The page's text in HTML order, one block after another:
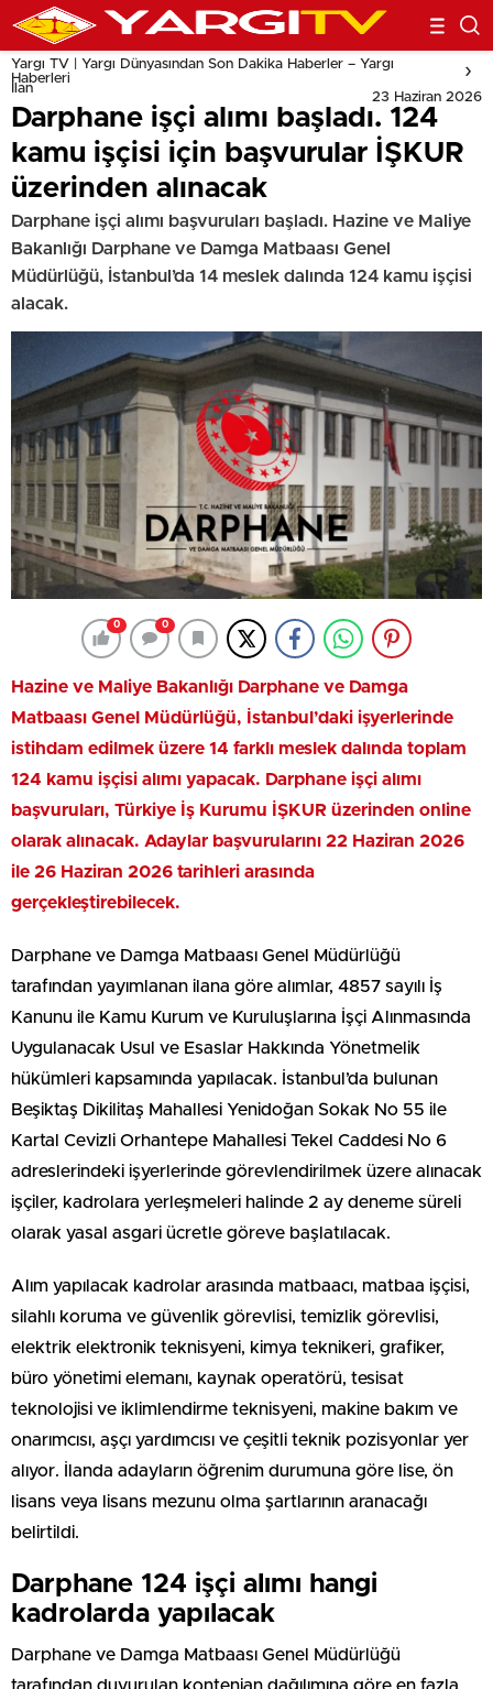
Yargı TV | Yargı Dünyasından Son Dakika Haberler – Yargı
Haberleri
İlan
23 Haziran 2026
Darphane işçi alımı başladı. 124
kamu işçisi için başvurular İŞKUR
üzerinden alınacak
Darphane işçi alımı başvuruları başladı. Hazine ve Maliye
Bakanlığı Darphane ve Damga Matbaası Genel
Müdürlüğü, İstanbul’da 14 meslek dalında 124 kamu işçisi
alacak.
0 0
Hazine ve Maliye Bakanlığı Darphane ve Damga
Matbaası Genel Müdürlüğü, İstanbul’daki işyerlerinde
istihdam edilmek üzere 14 farklı meslek dalında toplam
124 kamu işçisi alımı yapacak. Darphane işçi alımı
başvuruları, Türkiye İş Kurumu İŞKUR üzerinden online
olarak alınacak. Adaylar başvurularını 22 Haziran 2026
ile 26 Haziran 2026 tarihleri arasında
gerçekleştirebilecek.
Darphane ve Damga Matbaası Genel Müdürlüğü
tarafından yayımlanan ilana göre alımlar, 4857 sayılı İş
Kanunu ile Kamu Kurum ve Kuruluşlarına İşçi Alınmasında
Uygulanacak Usul ve Esaslar Hakkında Yönetmelik
hükümleri kapsamında yapılacak. İstanbul’da bulunan
Beşiktaş Dikilitaş Mahallesi Yenidoğan Sokak No 55 ile
Kartal Cevizli Orhantepe Mahallesi Tekel Caddesi No 6
adreslerindeki işyerlerinde görevlendirilmek üzere alınacak
işçiler, kadrolara yerleşmeleri halinde 2 ay deneme süreli
olarak yasal asgari ücretle göreve başlatılacak.
Alım yapılacak kadrolar arasında matbaacı, matbaa işçisi,
silahlı koruma ve güvenlik görevlisi, temizlik görevlisi,
elektrik elektronik teknisyeni, kimya teknikeri, grafiker,
büro yönetimi elemanı, kaynak operatörü, tesisat
teknolojisi ve iklimlendirme teknisyeni, makine bakım ve
onarımcısı, aşçı yardımcısı ve çeşitli teknik pozisyonlar yer
alıyor. İlanda adayların öğrenim durumuna göre lise, ön
lisans veya lisans mezunu olma şartlarının aranacağı
belirtildi.
Darphane 124 işçi alımı hangi
kadrolarda yapılacak
Darphane ve Damga Matbaası Genel Müdürlüğü